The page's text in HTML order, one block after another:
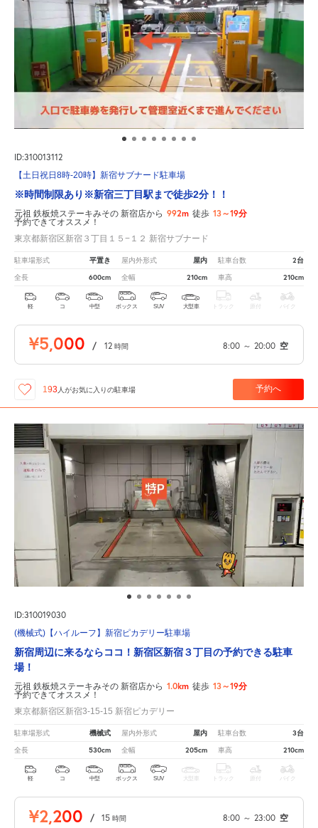
ID:310013112
【土日祝日8時-20時】新宿サブナード駐車場
※時間制限あり※新宿三丁目駅まで徒歩2分！！
元祖 鉄板焼ステーキみその 新宿店から 992m 徒歩 13～19分
予約できてオススメ！
東京都新宿区新宿３丁目１５−１２ 新宿サブナード
駐車場形式 平置き 屋内外形式 屋内 駐車台数 2台
全長 600cm 全幅 210cm 車高 210cm
軽 コ 中型 ボックス SUV 大型車 トラック 原付 バイク
¥5,000 / 12 時間 8:00 ～ 20:00 空
193 人がお気に入りの駐車場 予約へ
ID:310019030
(機械式)【ハイルーフ】新宿ピカデリー駐車場
新宿周辺に来るならココ！新宿区新宿３丁目の予約できる駐車
場！
元祖 鉄板焼ステーキみその 新宿店から 1.0km 徒歩 13～19分
予約できてオススメ！
東京都新宿区新宿3-15-15 新宿ピカデリー
駐車場形式 機械式 屋内外形式 屋内 駐車台数 3台
全長 530cm 全幅 205cm 車高 210cm
軽 コ 中型 ボックス SUV 大型車 トラック 原付 バイク
¥2,200 / 15 時間 8:00 ～ 23:00 空